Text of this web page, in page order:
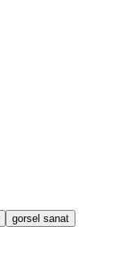
gorsel sanat